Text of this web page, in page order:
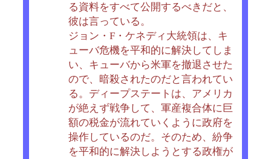
る資料をすべて公開するべきだと、
彼は言っている。
ジョン・F・ケネディ大統領は、キ
ューバ危機を平和的に解決してしま
い、キューバから米軍を撤退させた
ので、暗殺されたのだと言われてい
る。ディープステートは、アメリカ
が絶えず戦争して、軍産複合体に巨
額の税金が流れていくように政府を
操作しているのだ。そのため、紛争
を平和的に解決しようとする政権が